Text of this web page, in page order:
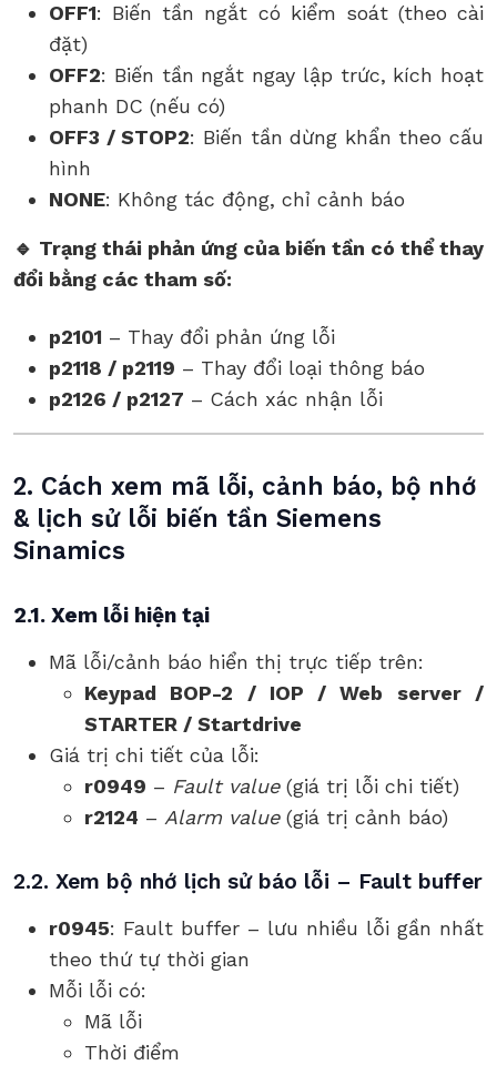
OFF1: Biến tần ngắt có kiểm soát (theo cài
đặt)
OFF2: Biến tần ngắt ngay lập trức, kích hoạt
phanh DC (nếu có)
OFF3 / STOP2: Biến tần dừng khẩn theo cấu
hình
NONE: Không tác động, chỉ cảnh báo
🔹 Trạng thái phản ứng của biến tần có thể thay
đổi bằng các tham số:
p2101 – Thay đổi phản ứng lỗi
p2118 / p2119 – Thay đổi loại thông báo
p2126 / p2127 – Cách xác nhận lỗi
2. Cách xem mã lỗi, cảnh báo, bộ nhớ
& lịch sử lỗi biến tần Siemens
Sinamics
2.1. Xem lỗi hiện tại
Mã lỗi/cảnh báo hiển thị trực tiếp trên:
Keypad BOP-2 / IOP / Web server /
STARTER / Startdrive
Giá trị chi tiết của lỗi:
r0949 – Fault value(giá trị lỗi chi tiết)
r2124 – Alarm value(giá trị cảnh báo)
2.2. Xem bộ nhớ lịch sử báo lỗi – Fault buffer
r0945: Fault buffer – lưu nhiều lỗi gần nhất
theo thứ tự thời gian
Mỗi lỗi có:
Mã lỗi
Thời điểm